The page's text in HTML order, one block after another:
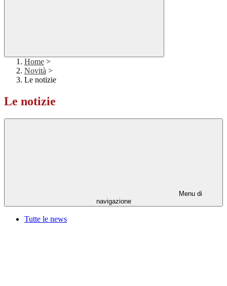
Home >
Novità >
Le notizie
Le notizie
Menu di
navigazione
Tutte le news